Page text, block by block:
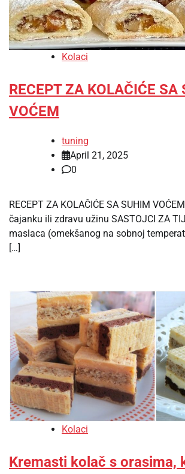
Kolaci
RECEPT ZA KOLAČIĆE SA
VOĆEM
tuning
April 21, 2025
0
RECEPT ZA KOLAČIĆE SA SUHIM
čajanku ili zdravu užinu SASTOJCI ZA
maslaca (omekšanog na sobnoj
[…]
Kolaci
Kremasti kolač s orasima,